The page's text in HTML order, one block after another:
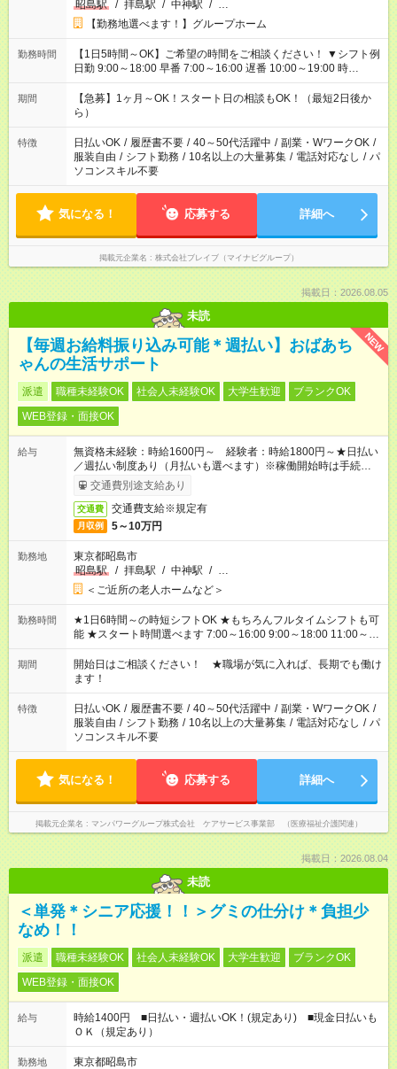
昭島駅 / 拝島駅 / 中神駅 / …
【勤務地選べます！】グループホーム
勤務時間
【1日5時間～OK】ご希望の時間をご相談ください！ ▼シフト例
日勤 9:00～18:00 早番 7:00～16:00 遅番 10:00～19:00 時
短 10:00～15:00 上記はあくまで一例です。 「夕方までには帰宅
しておきたい」 「朝はゆっくりのスタートがいい」 「お昼の時
間を有効に使いたい」 など、ご希望があれば教えてください
ね。
期間
【急募】1ヶ月～OK！スタート日の相談もOK！（最短2日後か
ら）
特徴 日払いOK / 履歴書不要 / 40～50代活躍中 / 副業・WワークOK /
服装自由 / シフト勤務 / 10名以上の大量募集 / 電話対応なし / パ
ソコンスキル不要
気になる！ 応募する 詳細へ
掲載元企業名 株式会社ブレイブ（マイナビグループ）
掲載日：2026.08.05
未読
NEW
【毎週お給料振り込み可能＊週払い】おばあち
ゃんの生活サポート
派遣 職種未経験OK 社会人未経験OK 大学生歓迎
ブランクOK
WEB登録・面接OK
給与
無資格未経験：時給1600円～ 経験者：時給1800円～★日払い
／週払い制度あり（月払いも選べます）※稼働開始時は手続き完
了次第のお支払いとなります。
交通費別途支給あり
交通費 交通費支給※規定有
月収例 5～10万円
勤務地
東京都昭島市
昭島駅
/ 拝島駅 / 中神駅 / …
＜ご近所の老人ホームなど＞
勤務時間
★1日6時間～の時短シフトOK ★もちろんフルタイムシフトも可
能 ★スタート時間選べます 7:00～16:00 9:00～18:00 11:00～
20:00 など 残業なし！ ※Wワークの場合、他のお仕事と合わせ
週40時間超の就業はご案内できません ※法令に基づき、週20時
間以上勤務は社会保険への加入対象となります ※労働者派遣法
（日雇い派遣の原則禁止）により、短時間・短期間の就業はご
案内が難しい場合があります
期間
開始日はご相談ください！ ★職場が気に入れば、長期でも働け
ます！
特徴 日払いOK / 履歴書不要 / 40～50代活躍中 / 副業・WワークOK /
服装自由 / シフト勤務 / 10名以上の大量募集 / 電話対応なし / パ
ソコンスキル不要
気になる！ 応募する 詳細へ
掲載元企業名 マンパワーグループ株式会社 ケアサービス事業部 （医療福祉介護関連）
掲載日：2026.08.04
未読
＜単発＊シニア応援！！＞グミの仕分け＊負担少
なめ！！
派遣 職種未経験OK 社会人未経験OK 大学生歓迎
ブランクOK
WEB登録・面接OK
給与
時給1400円 ■日払い・週払いOK！(規定あり) ■現金日払いも
ＯＫ（規定あり）
勤務地
東京都昭島市